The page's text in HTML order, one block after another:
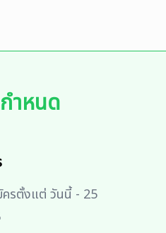
ำหนด
ครตั้งแต่ วันนี้ - 25